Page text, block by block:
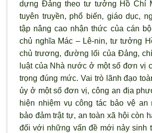
dựng Đảng theo tư tưởng Hồ Chí
tuyên truyền, phổ biến, giáo dục,
tập nâng cao nhận thức của cán
chủ nghĩa Mác – Lê-nin, tư tưởng
chủ trương, đường lối của Đảng,
luật của Nhà nước ở một số đơn vị
trọng đúng mức. Vai trò lãnh đạo
ủy ở một số đơn vị, công an địa
hiện nhiệm vụ công tác bảo vệ an
bảo đảm trật tự, an toàn xã hội còn
đối với những vấn đề mới nảy sinh